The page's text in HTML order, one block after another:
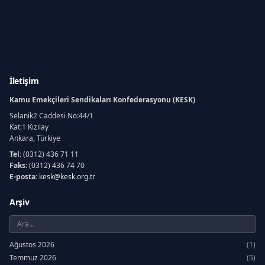
İletişim
Kamu Emekçileri Sendikaları Konfederasyonu (KESK)
Selanik2 Caddesi No:44/1
Kat:1 Kızılay
Ankara, Türkiye
Tel:(0312) 436 71 11
Faks:(0312) 436 74 70
E-posta: kesk@kesk.org.tr
Arşiv
Ağustos 2026
(1)
Temmuz 2026
(5)